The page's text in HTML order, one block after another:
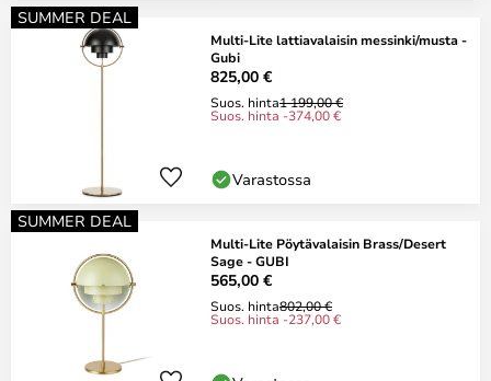
SUMMER DEAL
Multi-Lite lattiavalaisin messinki/musta -
Gubi
825,00 €
Suos. hinta1 199,00 €
Suos. hinta -374,00 €
Varastossa
SUMMER DEAL
Multi-Lite Pöytävalaisin Brass/Desert
Sage - GUBI
565,00 €
Suos. hinta802,00 €
Suos. hinta -237,00 €